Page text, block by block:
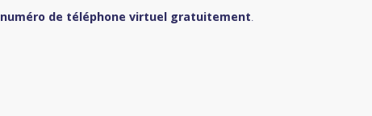
numéro de téléphone virtuel gratuitement.